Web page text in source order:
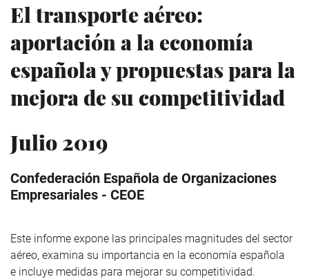
El transporte aéreo:
aportación a la economía
española y propuestas para la
mejora de su competitividad
Julio 2019
Confederación Española de Organizaciones
Empresariales - CEOE
Este informe expone las principales magnitudes del sector
aéreo, examina su importancia en la economía española
e incluye medidas para mejorar su competitividad.